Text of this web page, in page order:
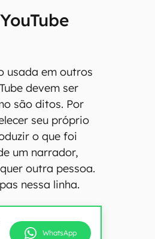
usada em outros
devem ser
são ditos. Por
seu próprio
o que foi
um narrador,
outra pessoa.
nessa linha.
WhatsApp